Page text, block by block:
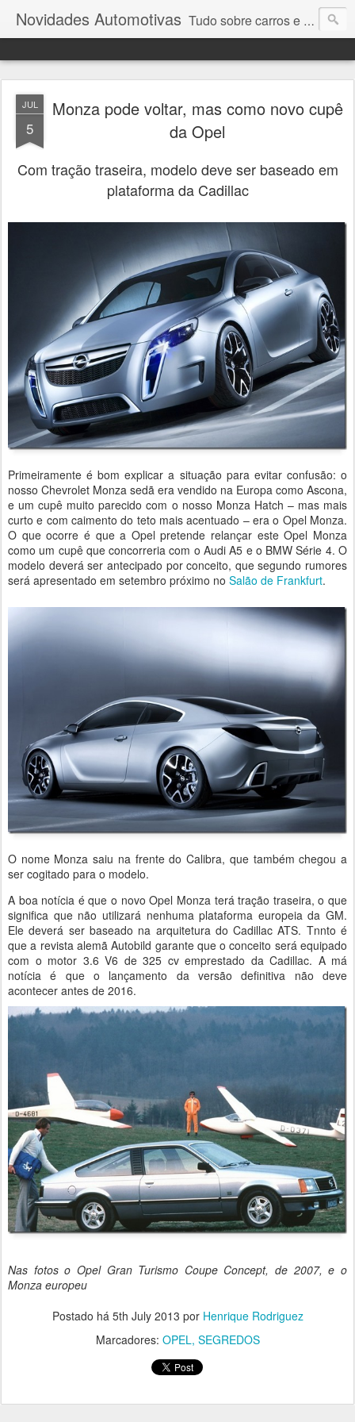
Novidades Automotivas Tudo sobre carros e motores
JUL
5
Monza pode voltar, mas como novo cupê
da Opel
Com tração traseira, modelo deve ser baseado em
plataforma da Cadillac
Primeiramente é bom explicar a situação para evitar confusão: o
nosso Chevrolet Monza sedã era vendido na Europa como Ascona,
e um cupê muito parecido com o nosso Monza Hatch – mas mais
curto e com caimento do teto mais acentuado – era o Opel Monza.
O que ocorre é que a Opel pretende relançar este Opel Monza
como um cupê que concorreria com o Audi A5 e o BMW Série 4. O
modelo deverá ser antecipado por conceito, que segundo rumores
será apresentado em setembro próximo no Salão de Frankfurt.
O nome Monza saiu na frente do Calibra, que também chegou a
ser cogitado para o modelo.
A boa notícia é que o novo Opel Monza terá tração traseira, o que
significa que não utilizará nenhuma plataforma europeia da GM.
Ele deverá ser baseado na arquitetura do Cadillac ATS. Tnnto é
que a revista alemã Autobild garante que o conceito será equipado
com o motor 3.6 V6 de 325 cv emprestado da Cadillac. A má
notícia é que o lançamento da versão definitiva não deve
acontecer antes de 2016.
Nas fotos o Opel Gran Turismo Coupe Concept, de 2007, e o
Monza europeu
Postado há 5th July 2013 por Henrique Rodriguez
Marcadores: OPEL SEGREDOS